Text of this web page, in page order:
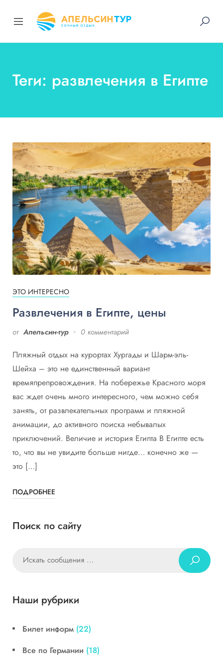
Теги: развлечения в Египте
ЭТО ИНТЕРЕСНО
Развлечения в Египте, цены
от Апельсин-тур 0 комментарий
Пляжный отдых на курортах Хургады и Шарм-эль-
Шейха – это не единственный вариант
времяпрепровождения. На побережье Красного моря
вас ждет очень много интересного, чем можно себя
занять, от развлекательных программ и пляжной
анимации, до активного поиска небывалых
приключений. Величие и история Египта В Египте есть
то, что вы не увидите больше нигде… конечно же —
это […]
ПОДРОБНЕЕ
Поиск по сайту
Наши рубрики
Билет информ (22)
Все по Германии (18)